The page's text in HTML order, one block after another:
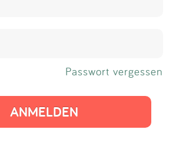
Passwort vergessen